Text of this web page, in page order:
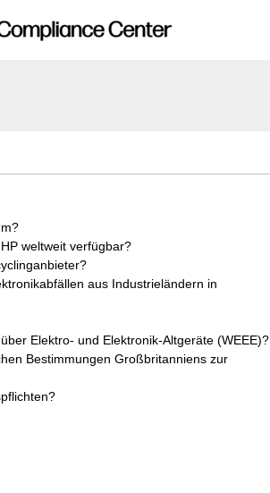
weltweit verfügbar?
aus Industrieländern in
Elektro- und Elektronik-Altgeräte (WEEE)?
Bestimmungen Großbritanniens zur